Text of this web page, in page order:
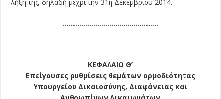
λήξη της, δηλαδή μέχρι την 31η Δεκεμβρίου 2014.
………………………………………….
ΚΕΦΑΛΑΙΟ Θ’
Επείγουσες ρυθμίσεις θεμάτων αρμοδιότητας
Υπουργείου Δικαιοσύνης, Διαφάνειας και